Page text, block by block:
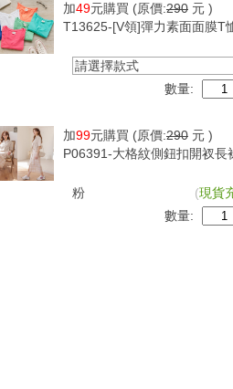
加49元購買 (原價:290 元 )
T13625-[V領]彈力素面面膜T
請選擇款式
數量:
加99元購買 (原價:290 元 )
P06391-大格紋側鈕扣開衩長
粉 (現貨
數量: